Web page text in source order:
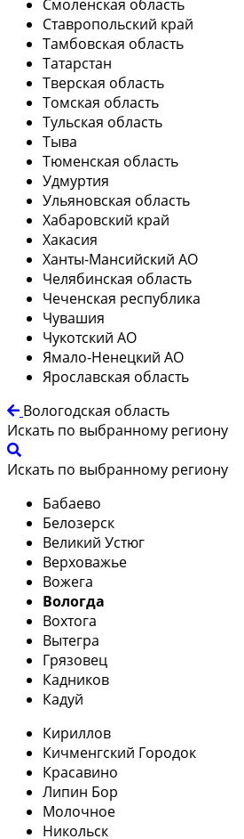
Смоленская область
Ставропольский край
Тамбовская область
Татарстан
Тверская область
Томская область
Тульская область
Тыва
Тюменская область
Удмуртия
Ульяновская область
Хабаровский край
Хакасия
Ханты-Мансийский АО
Челябинская область
Чеченская республика
Чувашия
Чукотский АО
Ямало-Ненецкий АО
Ярославская область
Вологодская область
Искать по выбранному региону
Искать по выбранному региону
Бабаево
Белозерск
Великий Устюг
Верховажье
Вожега
Вологда
Вохтога
Вытегра
Грязовец
Кадников
Кадуй
Кириллов
Кичменгский Городок
Красавино
Липин Бор
Молочное
Никольск